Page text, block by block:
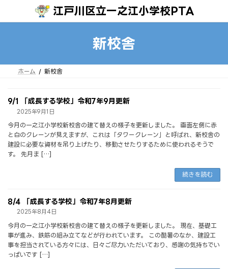
ッ
移
江戸川区立一之江小学校PTA
新校舎
ホーム 新校舎
9/1 「成長する学校」令和7年9月更新
2025年9月1日
今月の一之江小学校新校舎の建て替えの様子を更新しました。 画面左側に赤
と白のクレーンが見えますが、これは「タワークレーン」と呼ばれ、新校舎の
建設に必要な資材を吊り上げたり、移動させたりするために使われるそうで
す。 先月ま […]
続きを読む
8/4 「成長する学校」令和7年8月更新
2025年8月4日
今月の一之江小学校新校舎の建て替えの様子を更新しました。 現在、基礎工
事が進み、鉄筋の組み立てなどが行われています。 この酷暑のなか、建設工
事を担当されている方々には、日々ご尽力いただいており、感謝の気持ちでい
っぱいです […]